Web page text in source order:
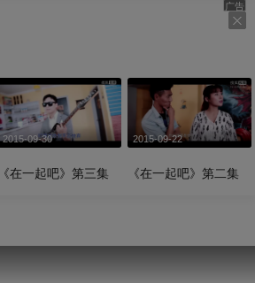
广告
2015-09-30
《在一起吧》第三集
2015-09-22
《在一起吧》第二集